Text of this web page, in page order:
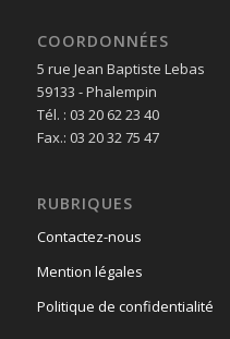
COORDONNÉES
5 rue Jean Baptiste Lebas
59133 - Phalempin
Tél. : 03 20 62 23 40
Fax.: 03 20 32 75 47
RUBRIQUES
Contactez-nous
Mention légales
Politique de confidentialité